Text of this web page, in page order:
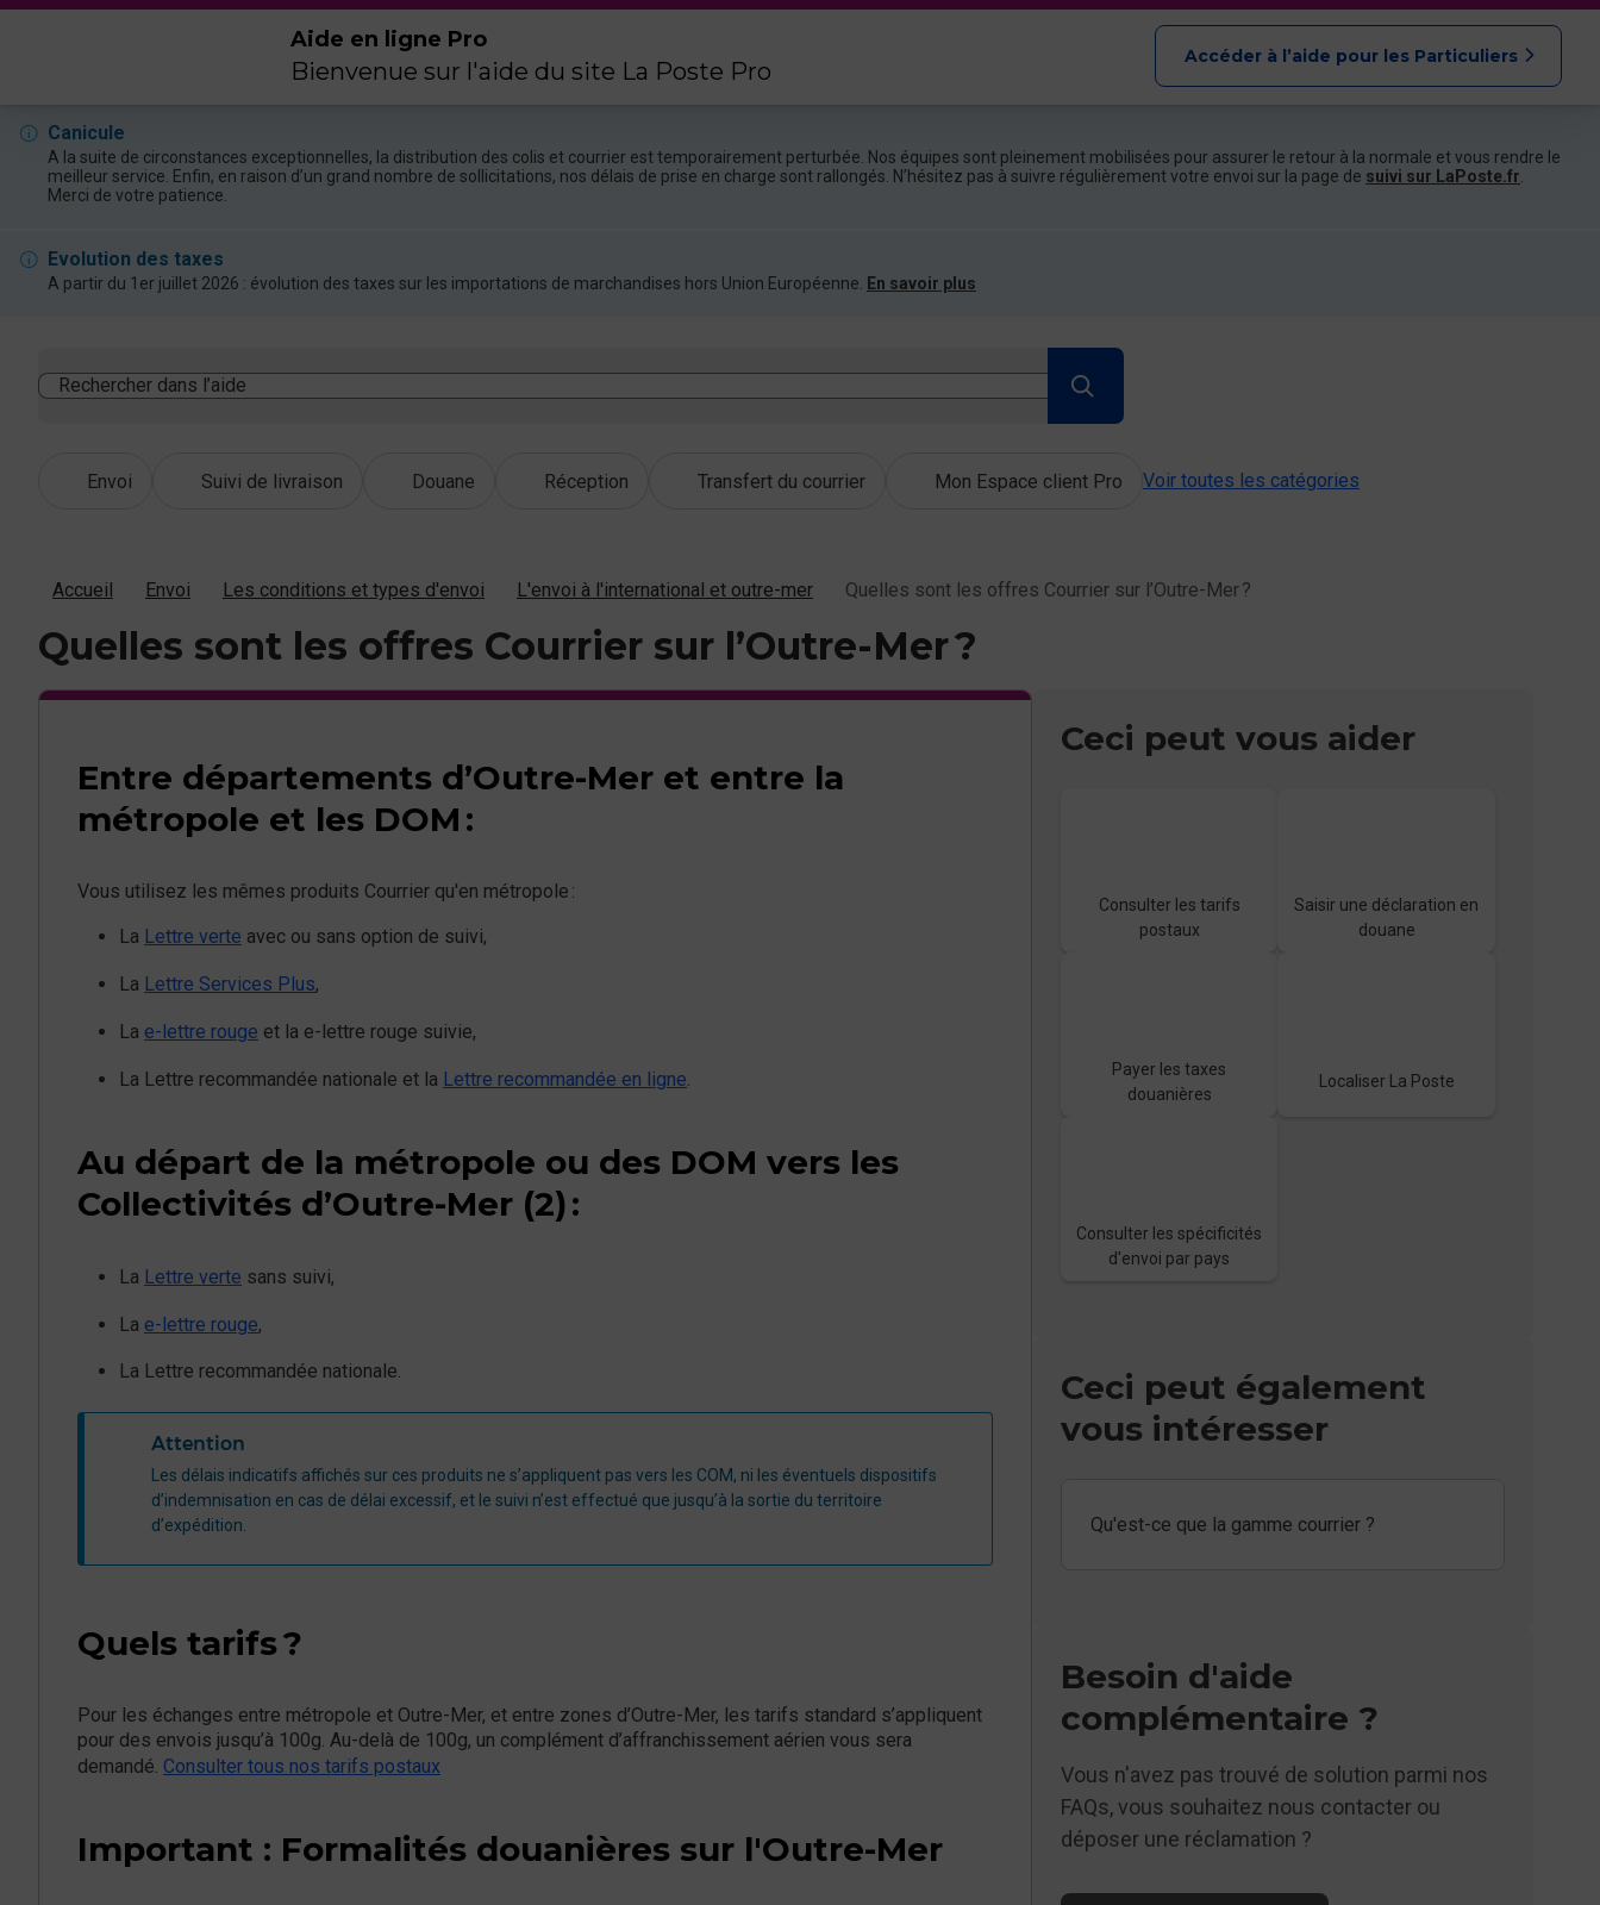
Aide en ligne Pro
Bienvenue sur l'aide du site La Poste Pro
Accéder à l’aide pour les Particuliers
Canicule
A la suite de circonstances exceptionnelles, la distribution des colis et courrier est temporairement perturbée. Nos équipes sont pleinement mobilisées pour assurer le retour à la normale et vous rendre le
meilleur service. Enfin, en raison d’un grand nombre de sollicitations, nos délais de prise en charge sont rallongés. N’hésitez pas à suivre régulièrement votre envoi sur la page de suivi sur LaPoste.fr
Merci de votre patience.
Evolution des taxes
A partir du 1er juillet 2026 : évolution des taxes sur les importations de marchandises hors Union Européenne. En savoir plus
Rechercher dans l’aide
Envoi Suivi de livraison Douane Réception Transfert du courrier Mon Espace client Pro Voir toutes les catégories
Accueil Envoi Les conditions et types d'envoi L'envoi à l'international et outre-mer Quelles sont les offres Courrier sur l’Outre-Mer ?
Quelles sont les offres Courrier sur l’Outre-Mer ?
Entre départements d’Outre-Mer et entre la
métropole et les DOM :
Vous utilisez les mêmes produits Courrier qu'en métropole :
La Lettre verte avec ou sans option de suivi,
La Lettre Services Plus,
La e-lettre rouge et la e-lettre rouge suivie,
La Lettre recommandée nationale et la Lettre recommandée en ligne
Au départ de la métropole ou des DOM vers les
Collectivités d’Outre-Mer (2) :
La Lettre verte sans suivi,
La e-lettre rouge,
La Lettre recommandée nationale.
Attention
Les délais indicatifs affichés sur ces produits ne s’appliquent pas vers les COM, ni les éventuels dispositifs
d’indemnisation en cas de délai excessif, et le suivi n’est effectué que jusqu’à la sortie du territoire
d’expédition.
Quels tarifs ?
Pour les échanges entre métropole et Outre-Mer, et entre zones d’Outre-Mer, les tarifs standard s’appliquent
pour des envois jusqu’à 100g. Au-delà de 100g, un complément d’affranchissement aérien vous sera
demandé. Consulter tous nos tarifs postaux
Important : Formalités douanières sur l'Outre-Mer
Ceci peut vous aider
Consulter les tarifs
postaux
Saisir une déclaration en
douane
Payer les taxes
douanières
Localiser La Poste
Consulter les spécificités
d'envoi par pays
Ceci peut également
vous intéresser
Qu'est-ce que la gamme courrier ?
Besoin d'aide
complémentaire ?
Vous n'avez pas trouvé de solution parmi nos
FAQs, vous souhaitez nous contacter ou
déposer une réclamation ?